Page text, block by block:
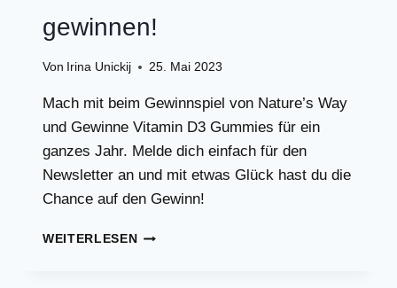
gewinnen!
Von Irina Unickij 25. Mai 2023
Mach mit beim Gewinnspiel von Nature’s Way
und Gewinne Vitamin D3 Gummies für ein
ganzes Jahr. Melde dich einfach für den
Newsletter an und mit etwas Glück hast du die
Chance auf den Gewinn!
WEITERLESENJAHRESVORRAT